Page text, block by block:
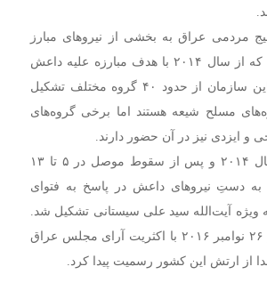
مردمی عراق به بخشی از نیروهای مبارز
عراق گفته می‌شود که از سال ۲۰۱۴ با هدف مبارزه علیه داعش
سازماندهی شدند. این سازمان از حدود ۴۰ گروه مختلف تشکیل
مسلح شیعه هستند اما برخی گروه‌های
ایزدی نیز در آن حضور دارند.
حشد الشعبی در سال ۲۰۱۴ و پس از سقوط موصل در ۵ تا ۱۳
میلادی به دستِ نیروهای داعش در پاسخ به فتوای
ویژه آیت‌الله سید علی سیستانی تشکیل شد.
این سازمان در روز ۲۶ نوامبر ۲۰۱۶ با اکثریت آرای مجلس عراق
از ارتش این کشور رسمیت پیدا کرد.